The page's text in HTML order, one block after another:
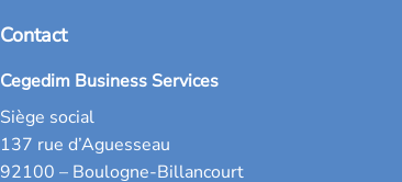
Contact
Cegedim Business Services
Siège social
137 rue d’Aguesseau
92100 – Boulogne-Billancourt